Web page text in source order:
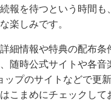
報を待つという時間も
楽しみです。
細情報や特典の配布条
随時公式サイトや各音
ップのサイトなどで更
こまめにチェックして